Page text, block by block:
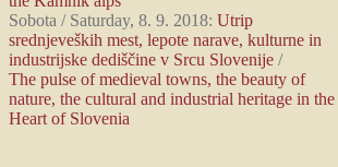
Sobota / Saturday, 8. 9. 2018: Utrip
srednjeveških mest, lepote narave, kulturne in
industrijske dediščine v Srcu Slovenije /
The pulse of medieval towns, the beauty of
nature, the cultural and industrial heritage in the
Heart of Slovenia